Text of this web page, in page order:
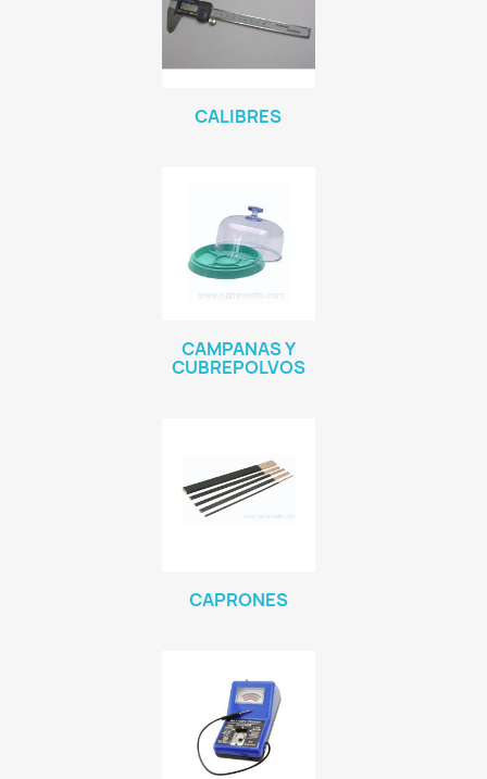
CALIBRES
CAMPANAS Y
CUBREPOLVOS
CAPRONES